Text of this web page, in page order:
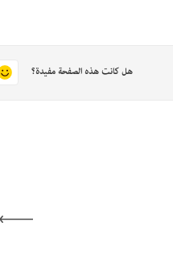
هل كانت هذه الصفحة مفيدة؟